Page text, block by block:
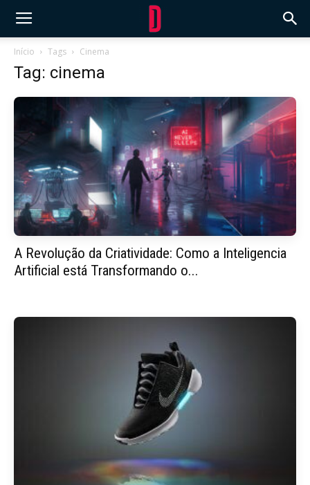
Início Tags Cinema
Tag: cinema
A Revolução da Criatividade: Como a Inteligencia
Artificial está Transformando o...